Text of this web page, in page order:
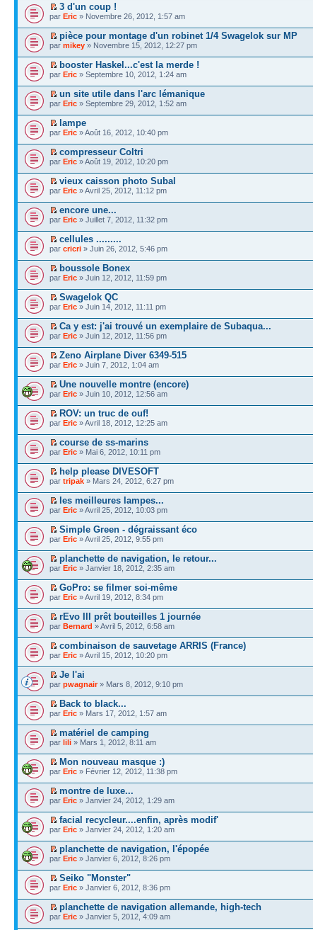
3 d'un coup !
par Eric » Novembre 26, 2012, 1:57 am
pièce pour montage d'un robinet 1/4 Swagelok sur MP
par mikey » Novembre 15, 2012, 12:27 pm
booster Haskel...c'est la merde !
par Eric » Septembre 10, 2012, 1:24 am
un site utile dans l'arc lémanique
par Eric » Septembre 29, 2012, 1:52 am
lampe
par Eric » Août 16, 2012, 10:40 pm
compresseur Coltri
par Eric » Août 19, 2012, 10:20 pm
vieux caisson photo Subal
par Eric » Avril 25, 2012, 11:12 pm
encore une...
par Eric » Juillet 7, 2012, 11:32 pm
cellules .........
par cricri » Juin 26, 2012, 5:46 pm
boussole Bonex
par Eric » Juin 12, 2012, 11:59 pm
Swagelok QC
par Eric » Juin 14, 2012, 11:11 pm
Ca y est: j'ai trouvé un exemplaire de Subaqua...
par Eric » Juin 12, 2012, 11:56 pm
Zeno Airplane Diver 6349-515
par Eric » Juin 7, 2012, 1:04 am
Une nouvelle montre (encore)
par Eric » Juin 10, 2012, 12:56 am
ROV: un truc de ouf!
par Eric » Avril 18, 2012, 12:25 am
course de ss-marins
par Eric » Mai 6, 2012, 10:11 pm
help please DIVESOFT
par tripak » Mars 24, 2012, 6:27 pm
les meilleures lampes...
par Eric » Avril 25, 2012, 10:03 pm
Simple Green - dégraissant éco
par Eric » Avril 25, 2012, 9:55 pm
planchette de navigation, le retour...
par Eric » Janvier 18, 2012, 2:35 am
GoPro: se filmer soi-même
par Eric » Avril 19, 2012, 8:34 pm
rEvo III prêt bouteilles 1 journée
par Bernard » Avril 5, 2012, 6:58 am
combinaison de sauvetage ARRIS (France)
par Eric » Avril 15, 2012, 10:20 pm
Je l'ai
par pwagnair» Mars 8, 2012, 9:10 pm
Back to black...
par Eric » Mars 17, 2012, 1:57 am
matériel de camping
par lili » Mars 1, 2012, 8:11 am
Mon nouveau masque :)
par Eric » Février 12, 2012, 11:38 pm
montre de luxe...
par Eric » Janvier 24, 2012, 1:29 am
facial recycleur....enfin, après modif'
par Eric » Janvier 24, 2012, 1:20 am
planchette de navigation, l'épopée
par Eric » Janvier 6, 2012, 8:26 pm
Seiko "Monster"
par Eric » Janvier 6, 2012, 8:36 pm
planchette de navigation allemande, high-tech
par Eric » Janvier 5, 2012, 4:09 am